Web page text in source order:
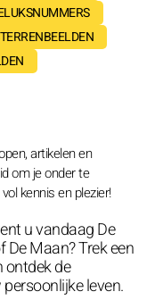
artikelen en
om je onder te
kennis en plezier!
u vandaag De
De Maan? Trek een
ontdek de
leven.